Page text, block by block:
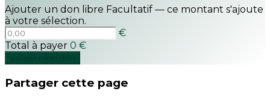
Ajouter un don libre Facultatif — ce montant s'ajoute
à votre sélection.
€
Total à payer 0 €
Partager cette page